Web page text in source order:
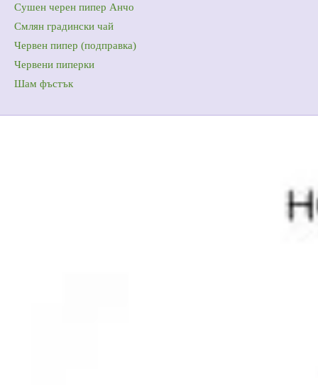
Сушен черен пипер Анчо
Смлян градински чай
Червен пипер (подправка)
Червени пиперки
Шам фъстък